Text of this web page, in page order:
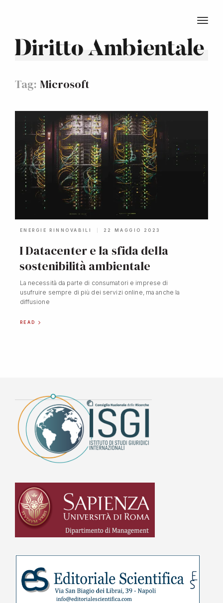
Diritto Ambientale
Tag: Microsoft
ENERGIE RINNOVABILI 22 MAGGIO 2023
I Datacenter e la sfida della
sostenibilità ambientale
La necessità da parte di consumatori e imprese di
usufruire sempre di più dei servizi online, ma anche la
diffusione
READ